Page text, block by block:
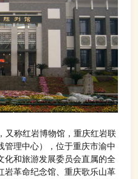
又称红岩博物馆，重庆红岩联
管理中心），位于重庆市渝中
化和旅游发展委员会直属的全
岩革命纪念馆、重庆歌乐山革